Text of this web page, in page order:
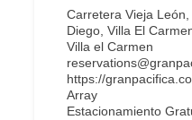
Carretera Vieja
Diego, Villa El
Villa el Carmen
https://
Array
Estacionamiento